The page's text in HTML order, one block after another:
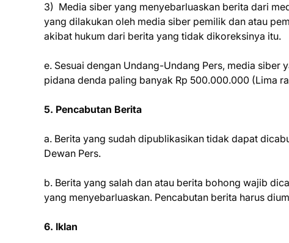
3) Media siber yang menyebarluaskan berita dari
yang dilakukan oleh media siber pemilik dan atau
akibat hukum dari berita yang tidak dikoreksinya itu.
e. Sesuai dengan Undang-Undang Pers, media
pidana denda paling banyak Rp 500.000.000 (Lima
5. Pencabutan Berita
a. Berita yang sudah dipublikasikan tidak dapat
Dewan Pers.
b. Berita yang salah dan atau berita bohong wajib
yang menyebarluaskan. Pencabutan berita harus
6. Iklan